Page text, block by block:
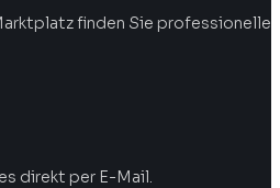
finden Sie professionelle
direkt per E-Mail.